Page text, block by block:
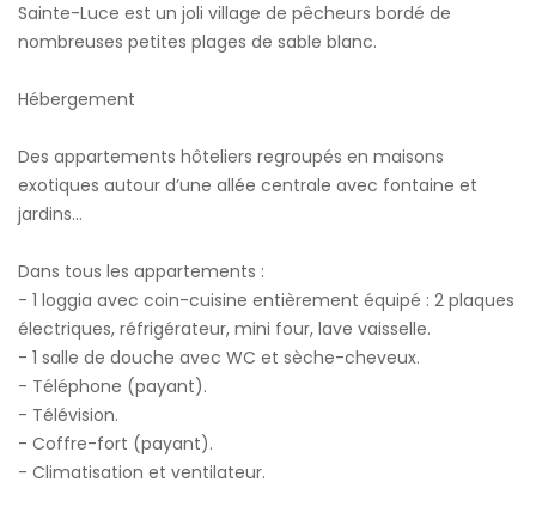
Sainte-Luce est un joli village de pêcheurs bordé de
nombreuses petites plages de sable blanc.
Hébergement
Des appartements hôteliers regroupés en maisons
exotiques autour d’une allée centrale avec fontaine et
jardins…
Dans tous les appartements :
- 1 loggia avec coin-cuisine entièrement équipé : 2 plaques
électriques, réfrigérateur, mini four, lave vaisselle.
- 1 salle de douche avec WC et sèche-cheveux.
- Téléphone (payant).
- Télévision.
- Coffre-fort (payant).
- Climatisation et ventilateur.